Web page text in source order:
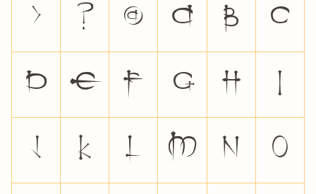
>
? @ A B
C
D
E F G H
I
J
K L M N
O